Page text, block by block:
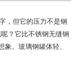
但它的压力不是钢
？它比不锈钢无缝钢
玻璃钢罐体轻、